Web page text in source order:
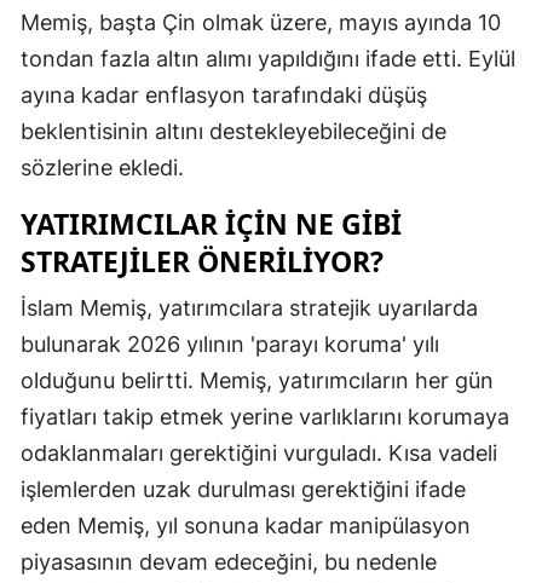
Rize
Sivas
Trabzon
Tunceli
Memiş, başta Çin olmak üzere, mayıs ayında 10
tondan fazla altın alımı yapıldığını ifade etti. Eylül
ayına kadar enflasyon tarafındaki düşüş
beklentisinin altını destekleyebileceğini de
sözlerine ekledi.
YATIRIMCILAR IÇIN NE GIBI
STRATEJILER ÖNERILIYOR?
İslam Memiş, yatırımcılara stratejik uyarılarda
bulunarak 2026 yılının 'parayı koruma' yılı
olduğunu belirtti. Memiş, yatırımcıların her gün
fiyatları takip etmek yerine varlıklarını korumaya
odaklanmaları gerektiğini vurguladı. Kısa vadeli
işlemlerden uzak durulması gerektiğini ifade
eden Memiş, yıl sonuna kadar manipülasyon
piyasasının devam edeceğini, bu nedenle